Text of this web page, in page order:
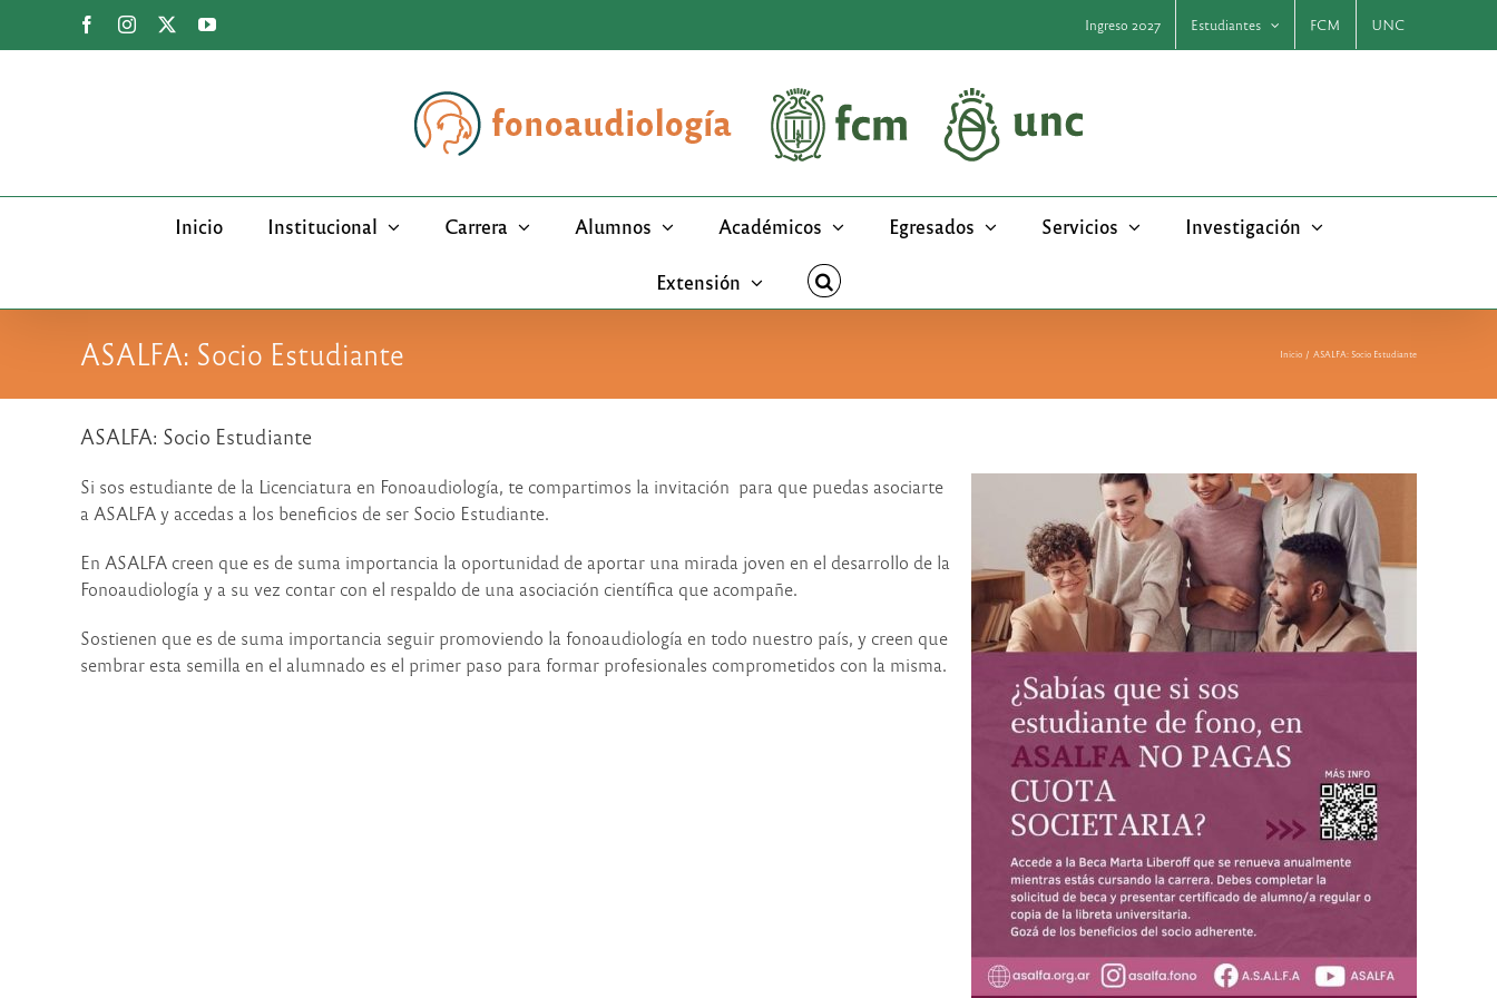
FacebookInstagram YouTube Ingreso 2027 Estudiantes FCM UNC
Inicio Institucional Carrera Alumnos Académicos Egresados Servicios Investigación
Extensión
ASALFA: Socio Estudiante Inicio ASALFA: Socio Estudiante
ASALFA: Socio Estudiante
Si sos estudiante de la Licenciatura en Fonoaudiología, te compartimos la invitación para que puedas asociarte
a ASALFA y accedas a los beneficios de ser Socio Estudiante.
En ASALFA creen que es de suma importancia la oportunidad de aportar una mirada joven en el desarrollo de la
Fonoaudiología y a su vez contar con el respaldo de una asociación científica que acompañe.
Sostienen que es de suma importancia seguir promoviendo la fonoaudiología en todo nuestro país, y creen que
sembrar esta semilla en el alumnado es el primer paso para formar profesionales comprometidos con la misma.